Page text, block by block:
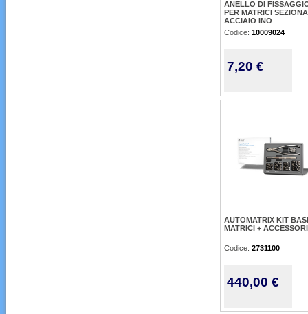
ANELLO DI
PER MATRICI
ACCIAIO INO
Codice: 10009024
7,20 €
AUTOMATRIX KIT
MATRICI + ACCESSORI
Codice: 2731100
440,00 €